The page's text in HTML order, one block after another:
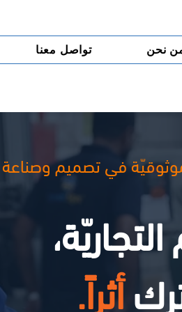
تواصل معنا نحن
في تصميم وصناعة
أثراً.